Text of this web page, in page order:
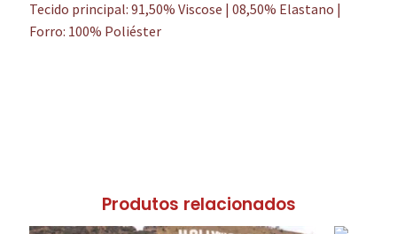
Tecido principal: 91,50% Viscose | 08,50% Elastano |
Forro: 100% Poliéster
Produtos relacionados